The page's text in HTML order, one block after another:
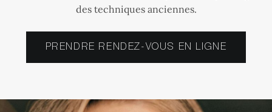
des techniques anciennes.
PRENDRE RENDEZ-VOUS EN LIGNE